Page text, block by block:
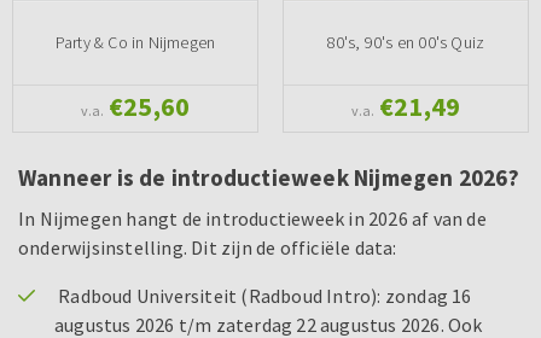
Party & Co in Nijmegen
v.a. €25,60
80's, 90's en 00's Quiz
v.a. €21,49
Wanneer is de introductieweek Nijmegen 2026?
In Nijmegen hangt de introductieweek in 2026 af van de
onderwijsinstelling. Dit zijn de officiële data:
Radboud Universiteit (Radboud Intro): zondag 16
augustus 2026 t/m zaterdag 22 augustus 2026. Ook